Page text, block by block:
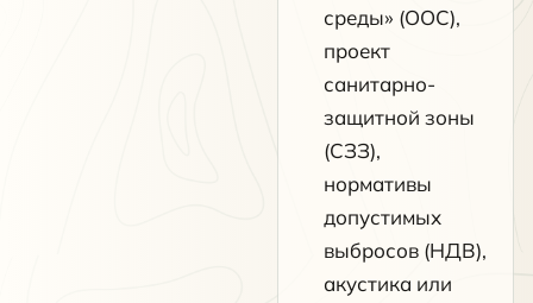
среды» (ООС),
проект
санитарно-
защитной зоны
(СЗЗ),
нормативы
допустимых
выбросов (НДВ),
акустика или